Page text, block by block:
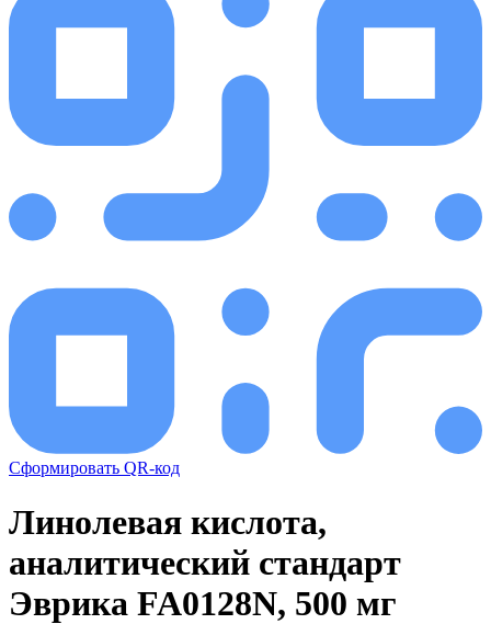
Сформировать QR-код
Линолевая кислота,
аналитический стандарт
Эврика FA0128N, 500 мг